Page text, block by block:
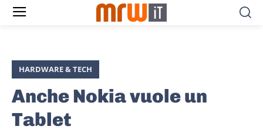
HARDWARE & TECH
Anche Nokia vuole un
Tablet